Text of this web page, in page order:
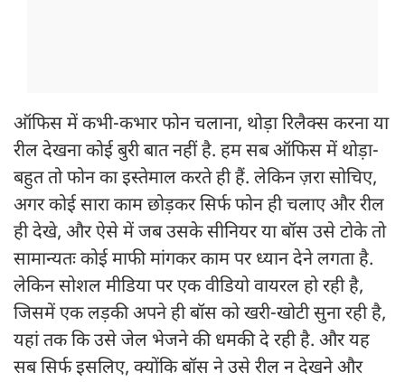
ऑफिस में कभी-कभार फोन चलाना, थोड़ा रिलैक्स करना या
रील देखना कोई बुरी बात नहीं है. हम सब ऑफिस में थोड़ा-
बहुत तो फोन का इस्तेमाल करते ही हैं. लेकिन ज़रा सोचिए,
अगर कोई सारा काम छोड़कर सिर्फ फोन ही चलाए और रील
ही देखे, और ऐसे में जब उसके सीनियर या बॉस उसे टोके तो
सामान्यतः कोई माफी मांगकर काम पर ध्यान देने लगता है.
लेकिन सोशल मीडिया पर एक वीडियो वायरल हो रही है,
जिसमें एक लड़की अपने ही बॉस को खरी-खोटी सुना रही है,
यहां तक कि उसे जेल भेजने की धमकी दे रही है. और यह
सब सिर्फ इसलिए, क्योंकि बॉस ने उसे रील न देखने और